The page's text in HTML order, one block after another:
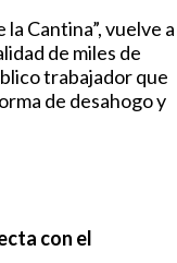
Cantina”, vuelve a
de miles de
trabajador que
de desahogo y
con el